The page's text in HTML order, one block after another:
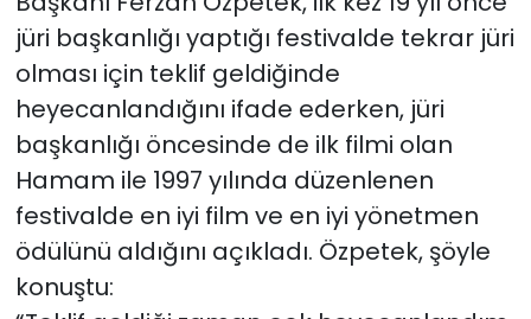
jüri başkanlığı yaptığı festivalde tekrar jüri
olması için teklif geldiğinde
heyecanlandığını ifade ederken, jüri
başkanlığı öncesinde de ilk filmi olan
Hamam ile 1997 yılında düzenlenen
festivalde en iyi film ve en iyi yönetmen
ödülünü aldığını açıkladı. Özpetek, şöyle
konuştu: